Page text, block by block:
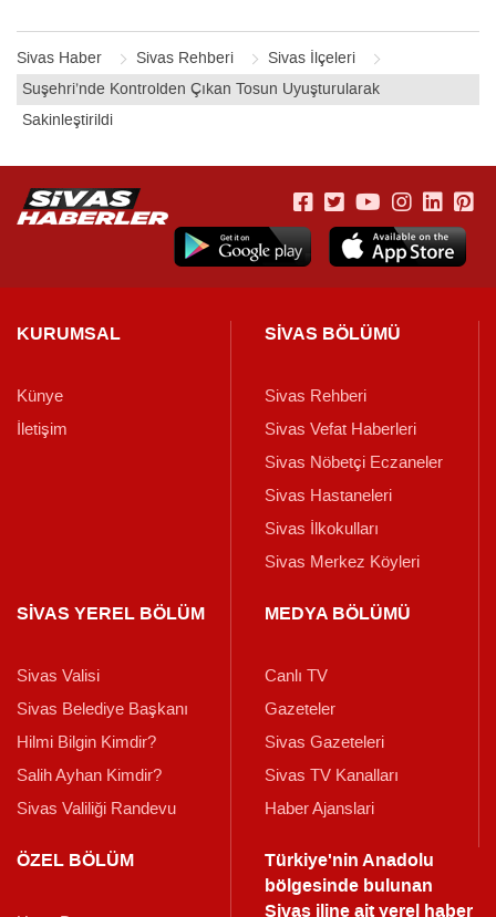
Sivas Haber Sivas Rehberi
Sivas İlçeleri
Suşehri’nde Kontrolden Çıkan Tosun Uyuşturularak
Sakinleştirildi
KURUMSAL
Künye
İletişim
SİVAS BÖLÜMÜ
Sivas Rehberi
Sivas Vefat Haberleri
Sivas Nöbetçi Eczaneler
Sivas Hastaneleri
Sivas İlkokulları
Sivas Merkez Köyleri
SİVAS YEREL BÖLÜM
Sivas Valisi
Sivas Belediye Başkanı
Hilmi Bilgin Kimdir?
Salih Ayhan Kimdir?
Sivas Valiliği Randevu
MEDYA BÖLÜMÜ
Canlı TV
Gazeteler
Sivas Gazeteleri
Sivas TV Kanalları
Haber Ajanslari
ÖZEL BÖLÜM
Türkiye'nin Anadolu
bölgesinde bulunan
Sivas iline ait yerel haber